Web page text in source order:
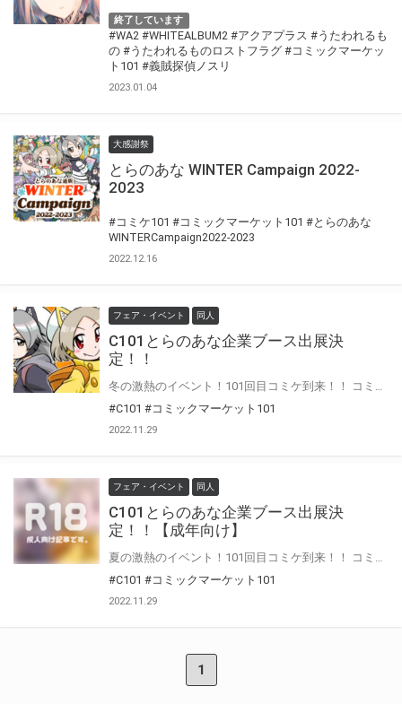
終了しています
#WA2 #WHITEALBUM2 #アクアプラス #うたわれるも
の #うたわれるものロストフラグ #コミックマーケッ
ト101 #義賊探偵ノスリ
2023.01.04
大感謝祭
とらのあな WINTER Campaign 2022-
2023
#コミケ101 #コミックマーケット101 #とらのあな
WINTERCampaign2022-2023
2022.12.16
フェア・イベント 同人
C101とらのあな企業ブース出展決
定！！
#C101 #コミックマーケット101
2022.11.29
フェア・イベント 同人
C101とらのあな企業ブース出展決
定！！【成年向け】
#C101 #コミックマーケット101
2022.11.29
1